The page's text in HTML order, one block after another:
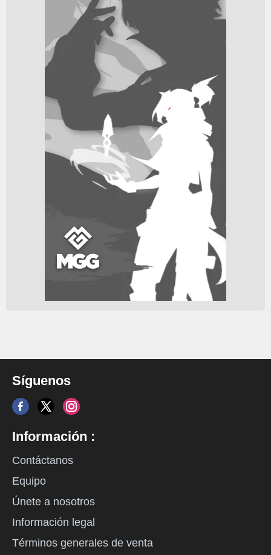
Síguenos
Información :
Contáctanos
Equipo
Únete a nosotros
Información legal
Términos generales de venta